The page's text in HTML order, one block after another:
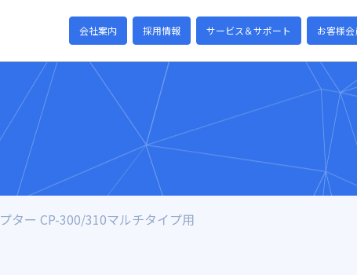
会社案内 採用情報 サービス＆サポート お客様
ター CP-300/310マルチタイプ用